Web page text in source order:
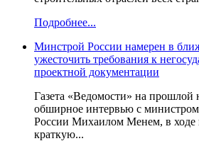
Подробнее...
Минстрой России намерен в
ужесточить требования к
проектной документации
Газета «Ведомости» на прошлой
обширное интервью с
России Михаилом Менем, в ходе
краткую...